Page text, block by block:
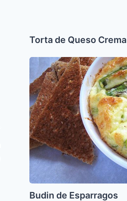
Torta de Queso Crema
Budin
de
Esparragos
Budin de Esparragos